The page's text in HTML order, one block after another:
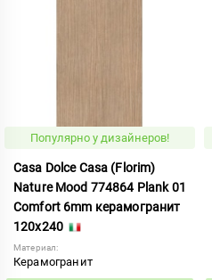
Популярно у дизайнеров!
Casa Dolce Casa (Florim)
Nature Mood 774864 Plank 01
Comfort 6mm керамогранит
120x240
Материал:
Керамогранит